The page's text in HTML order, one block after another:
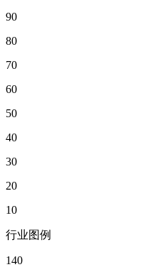
90
80
70
60
50
40
30
20
10
行业图例
140